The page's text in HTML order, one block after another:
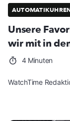
Unsere
wir mit in
4 Minuten
WatchTime